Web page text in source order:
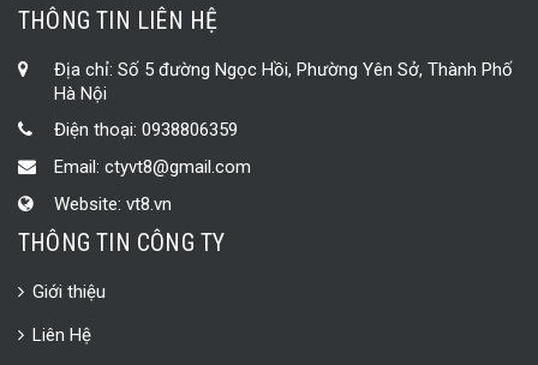
THÔNG TIN LIÊN HỆ
Địa chỉ: Số 5 đường Ngọc Hồi, Phường Yên Sở, Thành Phố
Hà Nội
Điện thoại: 0938806359
Email: ctyvt8@gmail.com
Website: vt8.vn
THÔNG TIN CÔNG TY
Giới thiệu
Liên Hệ